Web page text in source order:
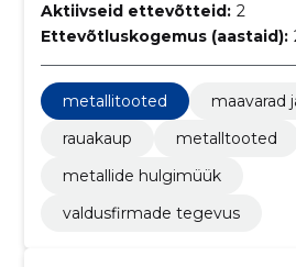
Aktiivseid ettevõtteid: 2
Ettevõtluskogemus (aastaid):
metallitooted
maavarad
rauakaup
metalltooted
metallide hulgimüük
valdusfirmade tegevus